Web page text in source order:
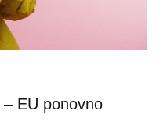
EU ponovno